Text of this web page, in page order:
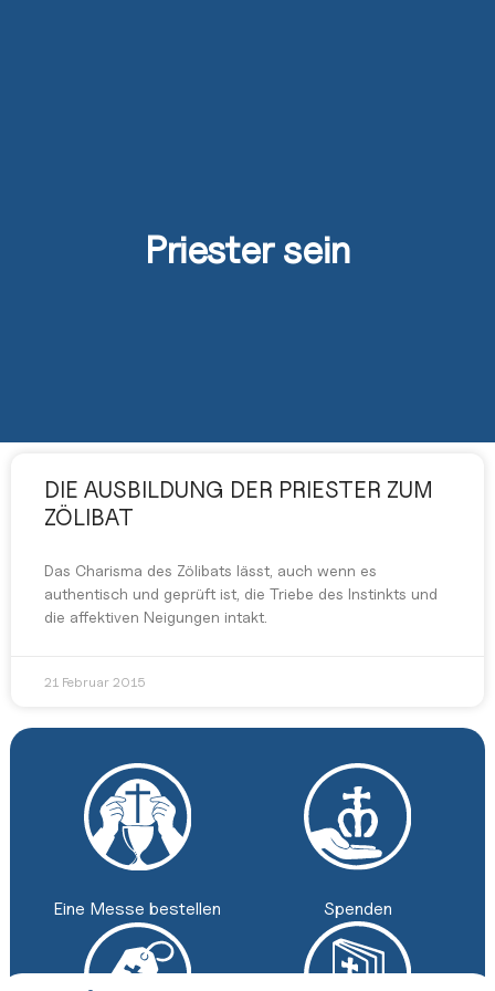
Priester sein
DIE AUSBILDUNG DER PRIESTER ZUM
ZÖLIBAT
Das Charisma des Zölibats lässt, auch wenn es
authentisch und geprüft ist, die Triebe des Instinkts und
die affektiven Neigungen intakt.
21 Februar 2015
Eine Messe bestellen Spenden